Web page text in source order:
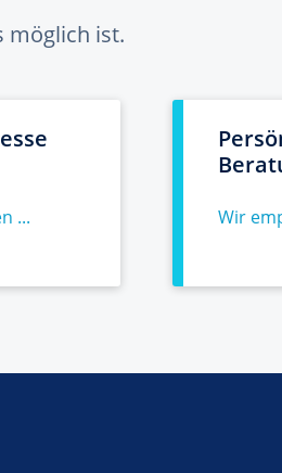
möglich ist.
... Wir